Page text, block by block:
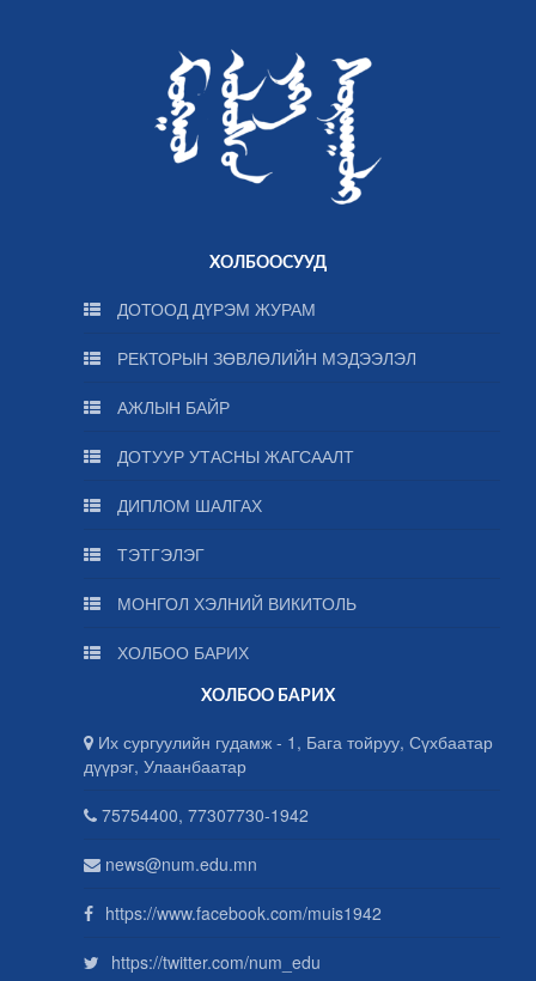
ХОЛБООСУУД
ДОТООД ДҮРЭМ ЖУРАМ
РЕКТОРЫН ЗӨВЛӨЛИЙН МЭДЭЭЛЭЛ
АЖЛЫН БАЙР
ДОТУУР УТАСНЫ ЖАГСААЛТ
ДИПЛОМ ШАЛГАХ
ТЭТГЭЛЭГ
МОНГОЛ ХЭЛНИЙ ВИКИТОЛЬ
ХОЛБОО БАРИХ
ХОЛБОО БАРИХ
Их сургуулийн гудамж - 1, Бага тойруу, Сүхбаатар
дүүрэг, Улаанбаатар
75754400, 77307730-1942
news@num.edu.mn
https://www.facebook.com/muis1942
https://twitter.com/num_edu